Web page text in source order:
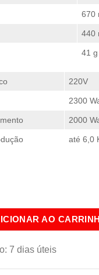
670
440
41 g
220V
2300
2000
até 6,0
16oz - Lançamento
AO
: 7 dias úteis